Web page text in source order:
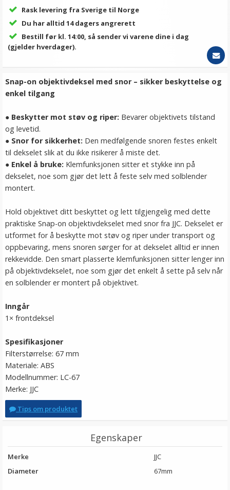
Rask levering fra Sverige til Norge
Du har alltid 14 dagers angrerett
Bestill før kl. 14:00, så sender vi varene dine i dag
(gjelder hverdager).
Snap-on objektivdeksel med snor – sikker beskyttelse og
enkel tilgang
● Beskytter mot støv og riper: Bevarer objektivets tilstand
og levetid.
● Snor for sikkerhet: Den medfølgende snoren festes enkelt
til dekselet slik at du ikke risikerer å miste det.
● Enkel å bruke: Klemfunksjonen sitter et stykke inn på
dekselet, noe som gjør det lett å feste selv med solblender
montert.
Hold objektivet ditt beskyttet og lett tilgjengelig med dette
praktiske Snap-on objektivdekselet med snor fra JJC. Dekselet er
utformet for å beskytte mot støv og riper under transport og
oppbevaring, mens snoren sørger for at dekselet alltid er innen
rekkevidde. Den smart plasserte klemfunksjonen sitter lenger inn
på objektivdekselet, noe som gjør det enkelt å sette på selv når
en solblender er montert på objektivet.
Inngår
1× frontdeksel
Spesifikasjoner
Filterstørrelse: 67 mm
Materiale: ABS
Modellnummer: LC-67
Merke: JJC
Tips om produktet
Egenskaper
Merke
JJC
Diameter
67mm